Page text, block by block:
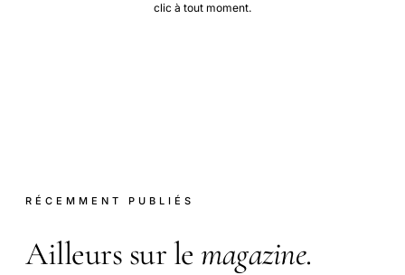
clic à tout moment.
RÉCEMMENT PUBLIÉS
Ailleurs sur le magazine.